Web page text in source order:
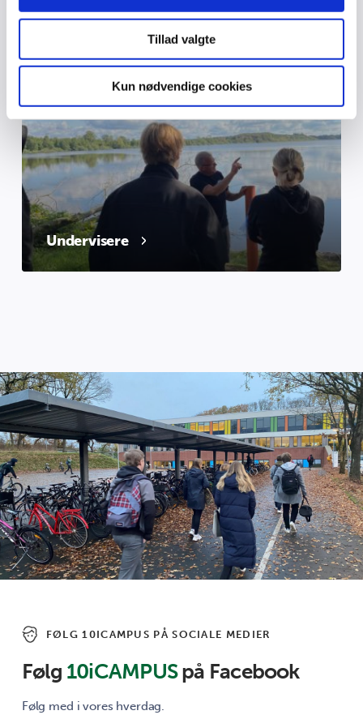
for sociale medier, annonceringspartnere og
analysepartnere. Vores partnere kan kombinere disse
data med andre oplysninger, du har givet dem, eller som
de har indsamlet fra din brug af deres tjenester.
Tillad valgte
Kun nødvendige cookies
Undervisere
FØLG 10ICAMPUS PÅ SOCIALE MEDIER
Følg 10iCAMPUSpå Facebook
Følg med i vores hverdag.